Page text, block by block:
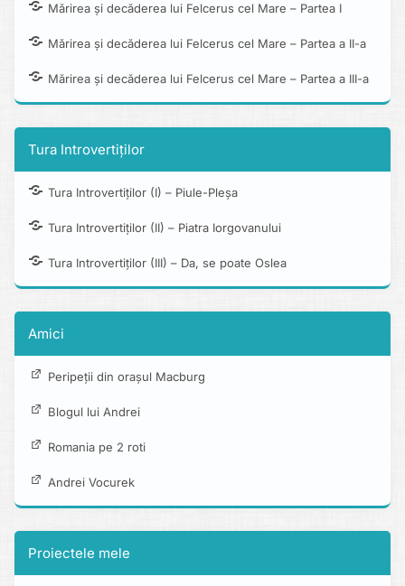
Mărirea și decăderea lui Felcerus cel Mare – Partea I
Mărirea și decăderea lui Felcerus cel Mare – Partea a II-a
Mărirea și decăderea lui Felcerus cel Mare – Partea a III-a
Tura Introvertiților
Tura Introvertiților (I) – Piule-Pleșa
Tura Introvertiților (II) – Piatra Iorgovanului
Tura Introvertiților (III) – Da, se poate Oslea
Amici
Peripeții din orașul Macburg
Blogul lui Andrei
Romania pe 2 roti
Andrei Vocurek
Proiectele mele